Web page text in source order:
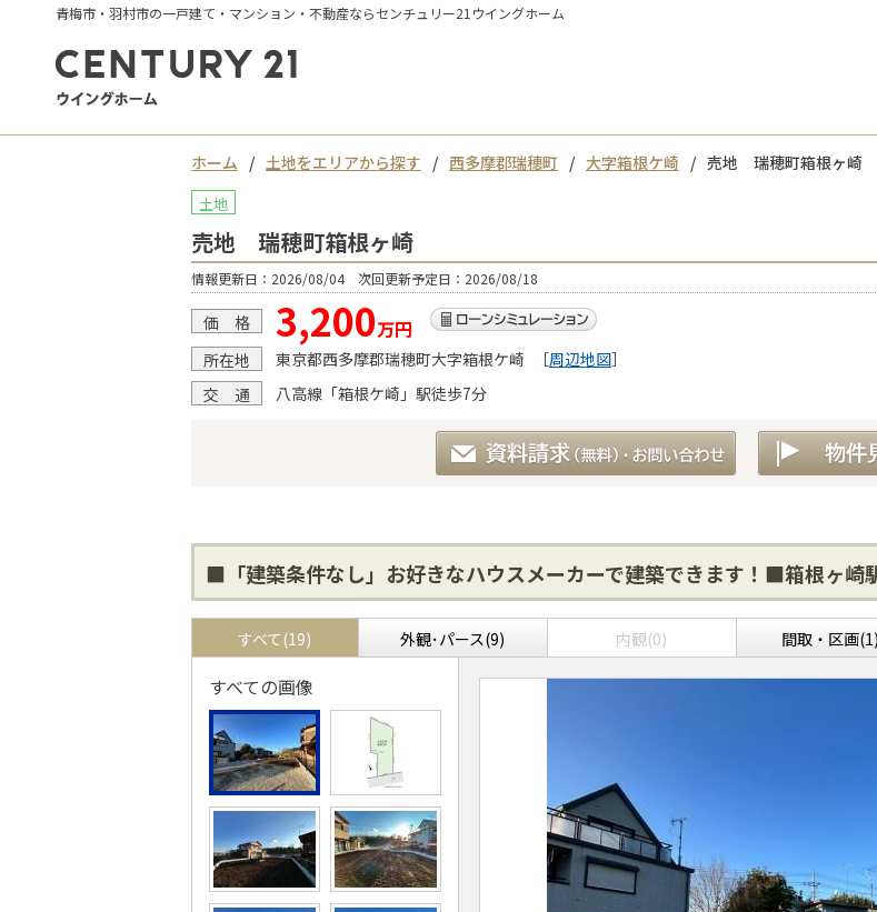
青梅市・羽村市の一戸建て・マンション・不動産ならセンチュリー21ウイングホーム
ホーム 土地をエリアから探す 西多摩郡瑞穂町 大字箱根ケ崎 売地 瑞穂町箱根ヶ崎
土地
売地 瑞穂町箱根ヶ崎
情報更新日：2026/08/04 次回更新予定日：2026/08/18
価 格 3,200万円
所在地 東京都西多摩郡瑞穂町大字箱根ケ崎 ［周辺地図］
交 通
八高線「箱根ケ崎」駅徒歩7分
■「建築条件なし」お好きなハウスメーカーで建築できます！■箱根ヶ崎
すべて(19) 外観･パース(9) 内観(0) 間取・区画(1)
すべての画像